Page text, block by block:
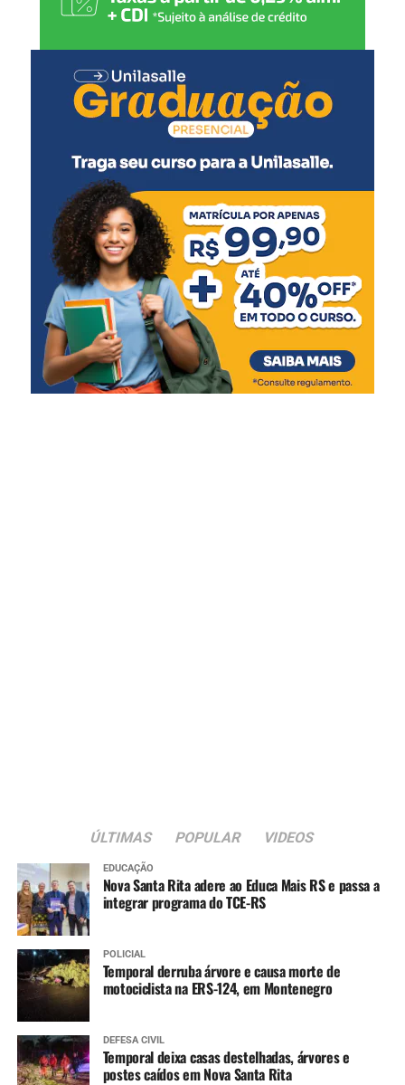
A secretária-adjunta de Projetos e Captação de Recursos,
Jerusa Mattos, detalhou as intervenções previstas.
“Serão realizadas reformas
para qualificar o pátio
escolar, a drenagem do
parquinho, implantação de
mobiliários como mesas e
bancos e a acessibilidade
das calçadas. Também
teremos a reforma do pátio
coberto para adaptação de
uma quadra de mini vôlei,
além da reforma da quadra
da quadra será fundamental
para que tenham mais
qualidade nas aulas. Além
disso, a questão da
acessibilidade é muito
importante, já que temos
alunos cadeirantes que
também participam das
ÚLTIMAS POPULAR VIDEOS
EDUCAÇÃO
Nova Santa Rita adere ao Educa Mais RS e passa a
integrar programa do TCE-RS
POLICIAL
Temporal derruba árvore e causa morte de
motociclista na ERS-124, em Montenegro
DEFESA CIVIL
Temporal deixa casas destelhadas, árvores e
postes caídos em Nova Santa Rita